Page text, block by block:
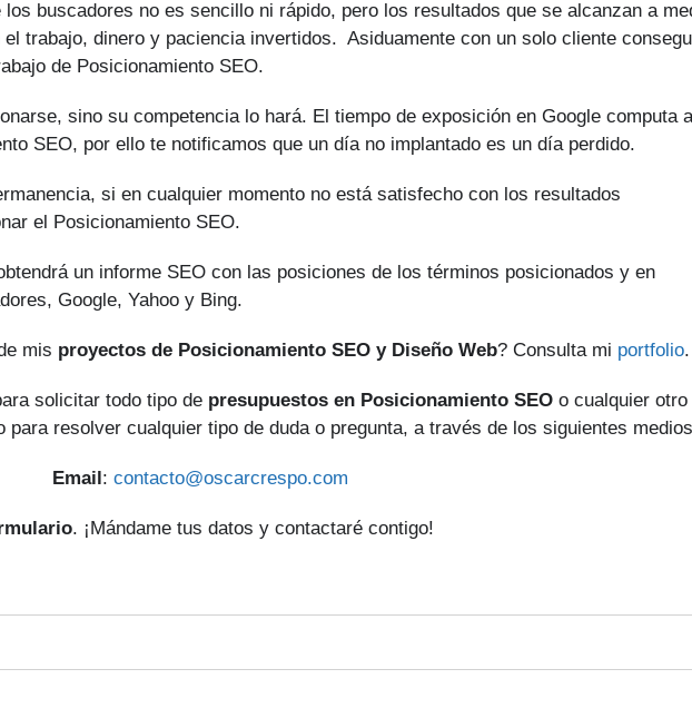
buscadores no es sencillo ni rápido, pero los resultados que se alcanzan a
trabajo, dinero y paciencia invertidos. Asiduamente con un solo cliente
de Posicionamiento SEO.
sino su competencia lo hará. El tiempo de exposición en Google computa a
SEO, por ello te notificamos que un día no implantado es un día perdido.
si en cualquier momento no está satisfecho con los resultados
el Posicionamiento SEO.
un informe SEO con las posiciones de los términos posicionados y en
Google, Yahoo y Bing.
mis proyectos de Posicionamiento SEO y Diseño Web? Consulta mi portfolio.
solicitar todo tipo de presupuestos en Posicionamiento SEO o cualquier otro
para resolver cualquier tipo de duda o pregunta, a través de los siguientes
Email: contacto@oscarcrespo.com
. ¡Mándame tus datos y contactaré contigo!